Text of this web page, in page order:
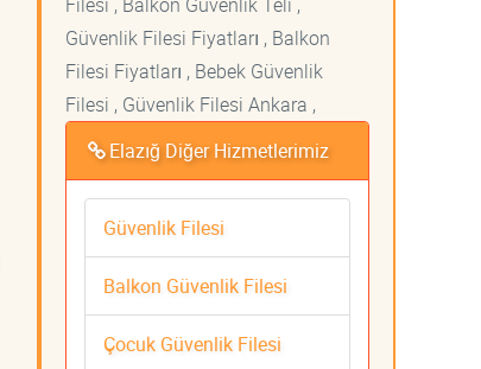
Güvenlik Filesi Fiyatları , Balkon
Filesi Fiyatları , Bebek Güvenlik
Filesi , Güvenlik Filesi Ankara ,
Elazığ Diğer Hizmetlerimiz
Güvenlik Filesi
Balkon Güvenlik Filesi
Çocuk Güvenlik Filesi